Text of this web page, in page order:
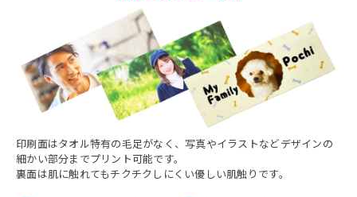
印刷面はタオル特有の毛足がなく、写真やイラストなどデザインの
細かい部分までプリント可能です。
裏面は肌に触れてもチクチクしにくい優しい肌触りです。